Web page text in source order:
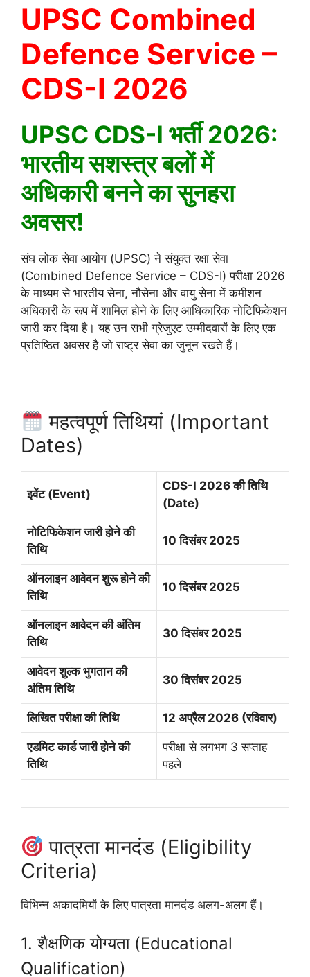
UPSC Combined
Defence Service –
CDS-I 2026
UPSC CDS-I भर्ती 2026:
भारतीय सशस्त्र बलों में
अधिकारी बनने का सुनहरा
अवसर!
संघ लोक सेवा आयोग (UPSC) ने संयुक्त रक्षा सेवा
(Combined Defence Service – CDS-I) परीक्षा 2026
के माध्यम से भारतीय सेना, नौसेना और वायु सेना में कमीशन
अधिकारी के रूप में शामिल होने के लिए आधिकारिक नोटिफिकेशन
जारी कर दिया है। यह उन सभी ग्रेजुएट उम्मीदवारों के लिए एक
प्रतिष्ठित अवसर है जो राष्ट्र सेवा का जुनून रखते हैं।
महत्वपूर्ण तिथियां (Important
Dates)
इवेंट (Event)
CDS-I 2026 की तिथि
(Date)
नोटिफिकेशन जारी होने की
तिथि
10 दिसंबर 2025
ऑनलाइन आवेदन शुरू होने की
तिथि
10 दिसंबर 2025
ऑनलाइन आवेदन की अंतिम
तिथि
30 दिसंबर 2025
आवेदन शुल्क भुगतान की
अंतिम तिथि
30 दिसंबर 2025
लिखित परीक्षा की तिथि 12 अप्रैल 2026 (रविवार)
एडमिट कार्ड जारी होने की
तिथि
परीक्षा से लगभग 3 सप्ताह
पहले
पात्रता मानदंड (Eligibility
Criteria)
विभिन्न अकादमियों के लिए पात्रता मानदंड अलग-अलग हैं।
1. शैक्षणिक योग्यता (Educational
Qualification)